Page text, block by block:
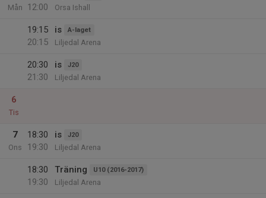
Mån
12:00
Orsa Ishall
19:15
20:15
is A-laget
Liljedal Arena
20:30
21:30
is J20
Liljedal Arena
6
Tis
7
Ons
18:30
19:30
is J20
Liljedal Arena
18:30
19:30
Träning U10 (2016-2017)
Liljedal Arena